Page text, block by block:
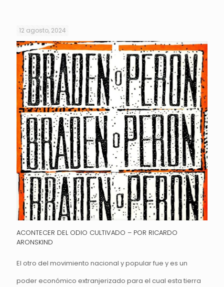
12 agosto, 2024
ACONTECER DEL ODIO CULTIVADO – POR RICARDO
ARONSKIND
El otro del movimiento nacional y popular fue y es un
poder económico extranjerizado para el cual esta tierra